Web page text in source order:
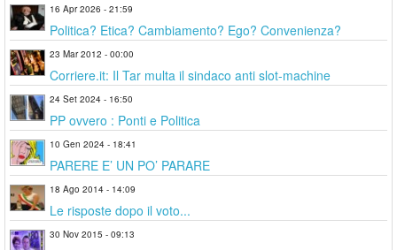
16 Apr 2026 - 21:59
Politica? Etica? Cambiamento? Ego? Convenienza?
23 Mar 2012 - 00:00
Corriere.it: Il Tar multa il sindaco anti slot-machine
24 Set 2024 - 16:50
PP ovvero : Ponti e Politica
10 Gen 2024 - 18:41
PARERE E’ UN PO’ PARARE
18 Ago 2014 - 14:09
Le risposte dopo il voto...
30 Nov 2015 - 09:13